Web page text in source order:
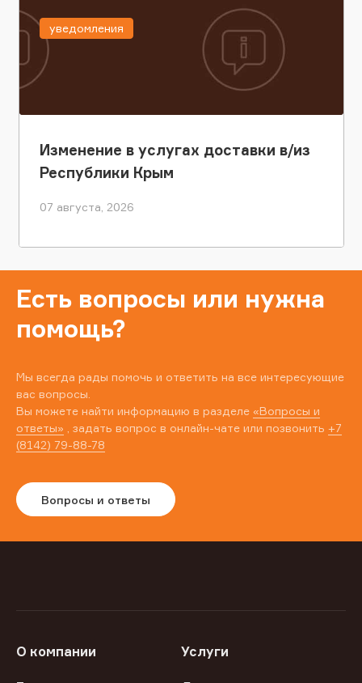
Изменение в услугах доставки в/из
Республики Крым
07 августа, 2026
уведомления
Есть вопросы или нужна
помощь?
Мы всегда рады помочь и ответить на все интересующие
вас вопросы.
Вы можете найти информацию в разделе «Вопросы и
ответы» , задать вопрос в онлайн-чате или позвонить +7
(8142) 79-88-78
Вопросы и ответы
О компании Услуги